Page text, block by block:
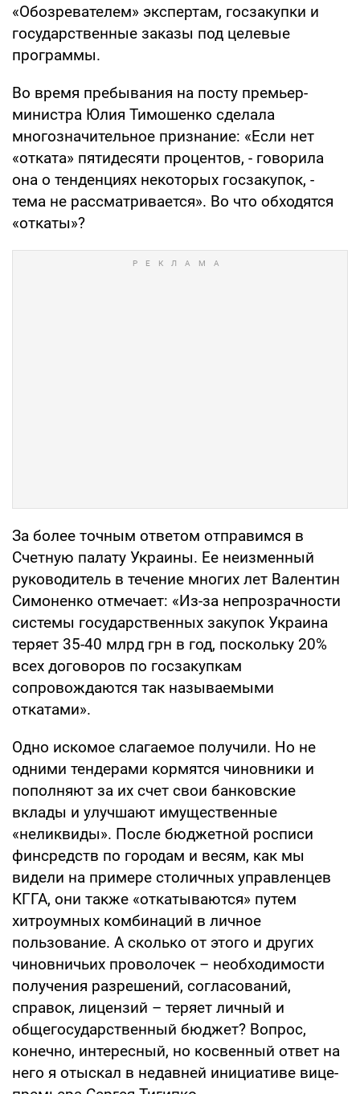
«Обозревателем» экспертам, госзакупки и
государственные заказы под целевые
программы.
Во время пребывания на посту премьер-
министра Юлия Тимошенко сделала
многозначительное признание: «Если нет
«отката» пятидесяти процентов, - говорила
она о тенденциях некоторых госзакупок, -
тема не рассматривается». Во что обходятся
«откаты»?
За более точным ответом отправимся в
Счетную палату Украины. Ее неизменный
руководитель в течение многих лет Валентин
Симоненко отмечает: «Из-за непрозрачности
системы государственных закупок Украина
теряет 35-40 млрд грн в год, поскольку 20%
всех договоров по госзакупкам
сопровождаются так называемыми
откатами».
Одно искомое слагаемое получили. Но не
одними тендерами кормятся чиновники и
пополняют за их счет свои банковские
вклады и улучшают имущественные
«неликвиды». После бюджетной росписи
финсредств по городам и весям, как мы
видели на примере столичных управленцев
КГГА, они также «откатываются» путем
хитроумных комбинаций в личное
пользование. А сколько от этого и других
чиновничьих проволочек – необходимости
получения разрешений, согласований,
справок, лицензий – теряет личный и
общегосударственный бюджет? Вопрос,
конечно, интересный, но косвенный ответ на
него я отыскал в недавней инициативе вице-